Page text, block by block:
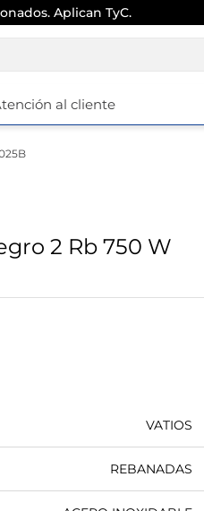
Aplican TyC.
al cliente
2 Rb 750 W
VATIOS
REBANADAS